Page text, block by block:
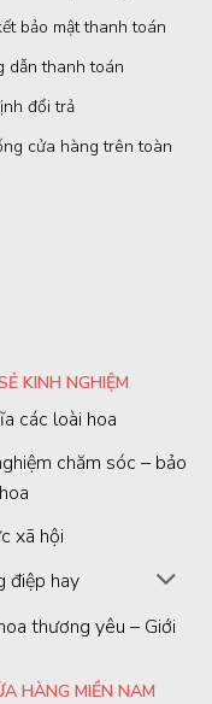
bảo mật thanh toán
dẫn thanh toán
đổi trả
cửa hàng trên toàn
KINH NGHIỆM
các loài hoa
chăm sóc – bảo
xã hội
điệp hay
thương yêu – Giới
HÀNG MIỀN NAM